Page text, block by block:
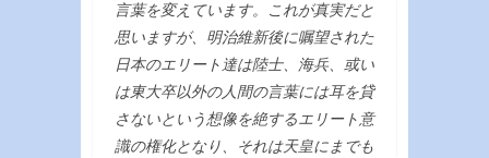
言葉を変えています。これが真実だと
思いますが、明治維新後に嘱望された
日本のエリート達は陸士、海兵、或い
は東大卒以外の人間の言葉には耳を貸
さないという想像を絶するエリート意
識の権化となり、それは天皇にまでも